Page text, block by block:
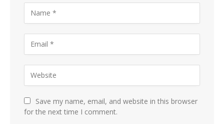
Save my name, email, and website in this browser
for the next time I comment.